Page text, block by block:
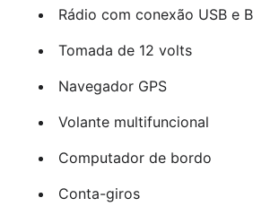
Rádio com conexão USB e
Tomada de 12 volts
Navegador GPS
Volante multifuncional
Computador de bordo
Conta-giros